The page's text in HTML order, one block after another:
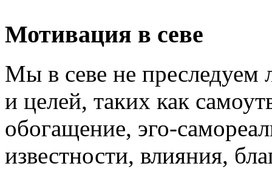
Мотивация в севе
Мы в севе не преследуем
и целей, таких как
обогащение, эго-
известности, влияния,